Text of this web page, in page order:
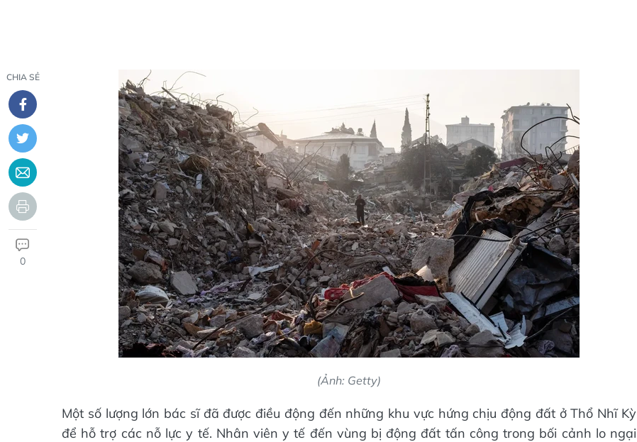
CHIA SẺ
0
(Ảnh: Getty)
Một số lượng lớn bác sĩ đã được điều động đến những khu vực hứng chịu động đất ở Thổ Nhĩ Kỳ
để hỗ trợ các nỗ lực y tế. Nhân viên y tế đến vùng bị động đất tấn công trong bối cảnh lo ngại